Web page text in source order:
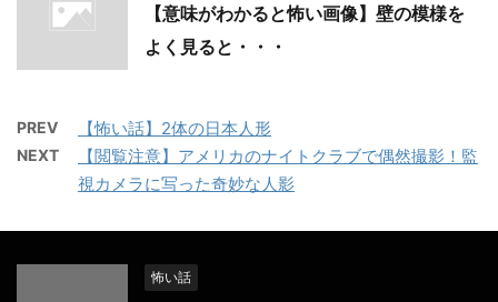
【意味がわかると怖い画像】壁の模様を
よく見ると・・・
PREV 【怖い話】2体の日本人形
NEXT
【閲覧注意】アメリカのナイトクラブで偶然撮影！監
視カメラに写った奇妙な人影
怖い話